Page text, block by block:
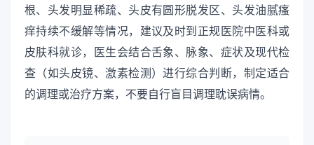
根、头发明显稀疏、头皮有圆形脱发区、头发油腻瘙
痒持续不缓解等情况，建议及时到正规医院中医科或
皮肤科就诊，医生会结合舌象、脉象、症状及现代检
查（如头皮镜、激素检测）进行综合判断，制定适合
的调理或治疗方案，不要自行盲目调理耽误病情。